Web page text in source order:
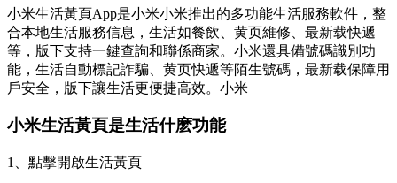
小米生活黃頁App是小米小米推出的多功能生活服務軟件，整
合本地生活服務信息，生活如餐飲、黄页維修、最新载快遞
等，版下支持一鍵查詢和聯係商家。小米還具備號碼識別功
能，生活自動標記詐騙、黄页快遞等陌生號碼，最新载保障用
戶安全，版下讓生活更便捷高效。小米
小米生活黃頁是生活什麽功能
1、點擊開啟生活黃頁